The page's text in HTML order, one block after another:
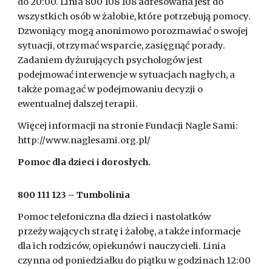
wszystkich osób w żałobie, które potrzebują pomocy.
Dzwoniący mogą anonimowo porozmawiać o swojej
sytuacji, otrzymać wsparcie, zasięgnąć porady.
Zadaniem dyżurujących psychologów jest
podejmować interwencje w sytuacjach nagłych, a
także pomagać w podejmowaniu decyzji o
ewentualnej dalszej terapii.
Więcej informacji na stronie Fundacji Nagle Sami:
http://www.naglesami.org.pl/
Pomoc dla dzieci i dorosłych.
800 111 123 – Tumbolinia
Pomoc telefoniczna dla dzieci i nastolatków
przeżywających stratę i żałobę, a także informacje
dla ich rodziców, opiekunów i nauczycieli. Linia
czynna od poniedziałku do piątku w godzinach 12:00